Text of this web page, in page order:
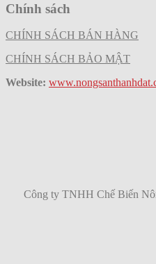
Chính sách
CHÍNH SÁCH BÁN HÀNG
CHÍNH SÁCH BẢO MẬT
Website:
Công ty TNHH Chế Biến